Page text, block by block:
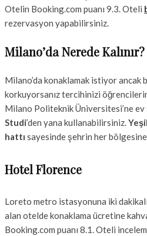
Otelin Booking.com puanı 9.3. Oteli
rezervasyon yapabilirsiniz.
Milano’da Nerede
Milano’da konaklamak istiyor ancak
korkuyorsanız tercihinizi
Milano Politeknik Üniversitesi’ne ev
Studi’den yana kullanabilirsiniz.
hattı sayesinde şehrin her
Hotel Florence
Loreto metro istasyonuna iki
alan otelde konaklama ücretine
Booking.com puanı 8.1. Oteli